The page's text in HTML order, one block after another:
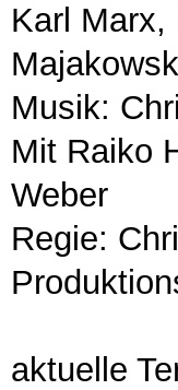
Karl
Musik:
Mit Raiko
Weber
Regie:
aktuelle